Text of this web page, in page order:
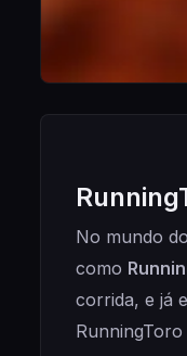
No mundo
como
corrida, e já